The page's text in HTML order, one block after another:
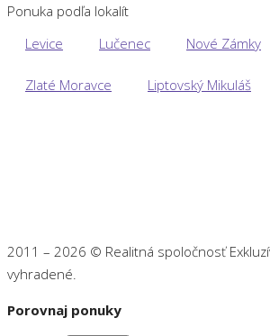
Ponuka podľa lokalít
Levice
Lučenec Nové Zámky
Zlaté Moravce Liptovský Mikuláš
2011 – 2026 © Realitná spoločnosť
vyhradené.
Porovnaj ponuky